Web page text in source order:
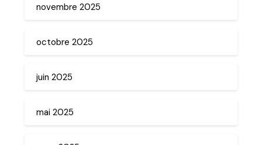
novembre 2025
octobre 2025
juin 2025
mai 2025